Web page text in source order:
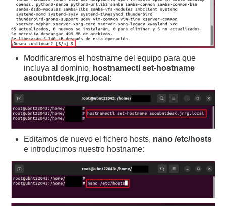
Modificaremos el hostname del equipo para que
incluya al dominio, hostnamectl set-hostname
asoubntdesk.jrrg.local :
Editamos de nuevo el fichero hosts, nano /etc/hosts
e introducimos nuestro hostname: